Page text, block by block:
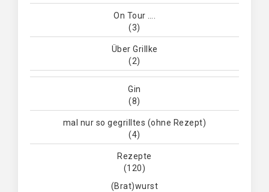
On Tour ….
(3)
Über Grillke
(2)
Gin
(8)
mal nur so gegrilltes (ohne Rezept)
(4)
Rezepte
(120)
(Brat)wurst